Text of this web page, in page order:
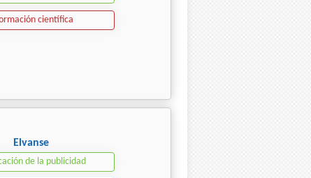
científica
Elvanse
de la publicidad